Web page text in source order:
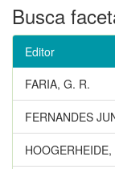
Busca
Editor
FARIA, G. R.
FERNANDES
HOOGERHEIDE,